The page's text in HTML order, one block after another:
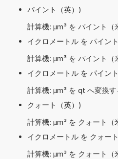
パイント（英）)
計算機: µm³ を パイント
イクロメートル を パイン
計算機: µm³ を パイント
イクロメートル を パイン
計算機: µm³ を qt へ変換
クォート（英）)
計算機: µm³ を クォート
イクロメートル を クォー
計算機: µm³ を クォート